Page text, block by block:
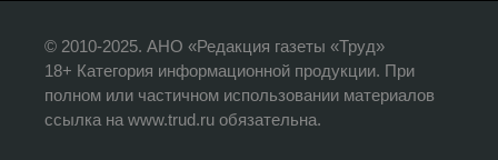
© 2010-2025. АНО «Редакция газеты «Труд»
18+ Категория информационной продукции. При
полном или частичном использовании материалов
ссылка на www.trud.ru обязательна.